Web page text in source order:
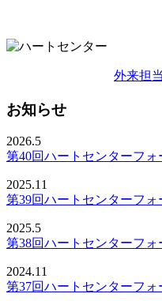
外来担
お知らせ
2026.5
第40回ハートセンターフォ
2025.11
第39回ハートセンターフォ
2025.5
第38回ハートセンターフォ
2024.11
第37回ハートセンターフォ